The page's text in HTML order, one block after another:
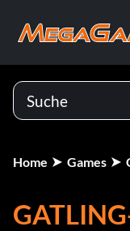
Home Games